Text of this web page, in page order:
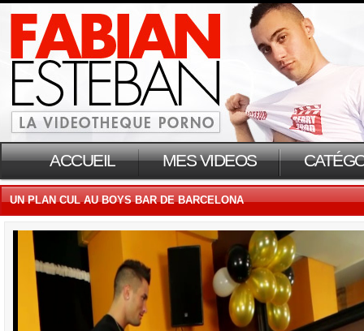
ACCUEIL MES VIDEOS
UN PLAN CUL AU BOYS BAR DE BARCELONA